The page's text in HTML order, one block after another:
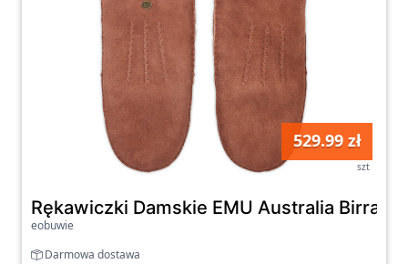
529.99 zł
szt
Rękawiczki Damskie EMU Australia
eobuwie
Darmowa dostawa